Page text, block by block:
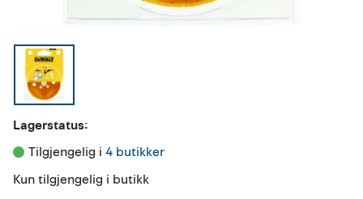
Lagerstatus:
Tilgjengelig i 4 butikker
Kun tilgjengelig i butikk